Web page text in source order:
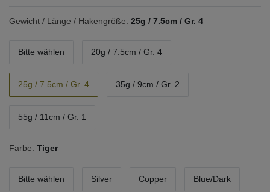
Gewicht / Länge / Hakengröße: 25g / 7.5cm / Gr. 4
Bitte wählen 20g / 7.5cm / Gr. 4
25g / 7.5cm / Gr. 4 35g / 9cm / Gr. 2
55g / 11cm / Gr. 1
Farbe: Tiger
Bitte wählen Silver Copper Blue/Dark